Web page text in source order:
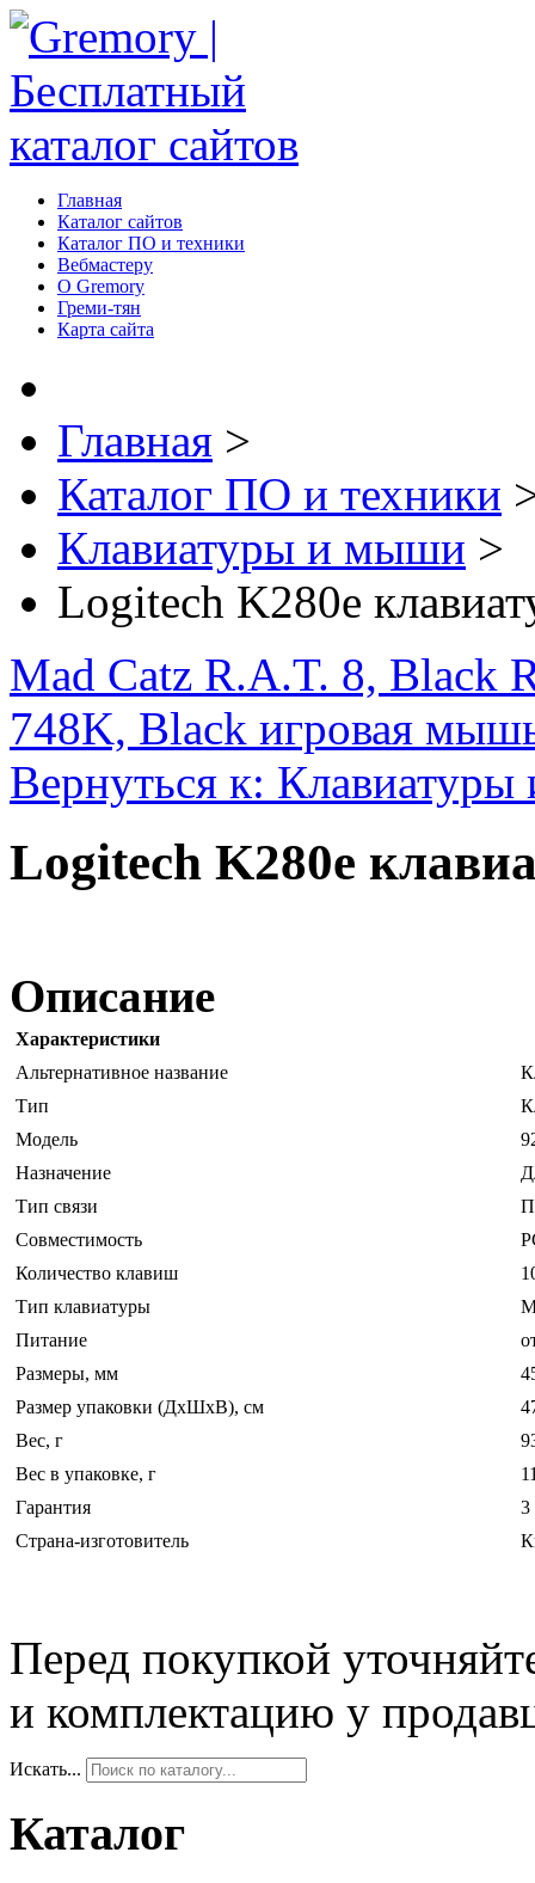
Главная
Каталог сайтов
Каталог ПО и техники
Вебмастеру
О Gremory
Греми-тян
Карта сайта
Главная >
Каталог ПО и техники
Клавиатуры и мыши >
Logitech K280e
Mad Catz R.A.T. 8, Black
748K, Black игровая
Вернуться к:
Logitech K280e
Описание
Характеристики
Альтернативное название
Тип
Модель
Назначение
Тип связи
Совместимость
Количество клавиш
Тип клавиатуры
Питание
Размеры, мм
Размер упаковки (ДхШхВ), см
Вес, г
Вес в упаковке, г
Гарантия
3
Страна-изготовитель
Перед покупкой
и комплектацию у
Искать...
Каталог